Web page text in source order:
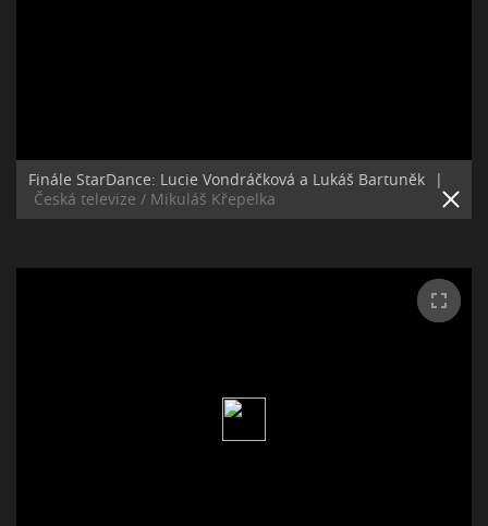
Finále StarDance: Lucie Vondráčková a Lukáš Bartuněk
|
Česká televize / Mikuláš Křepelka